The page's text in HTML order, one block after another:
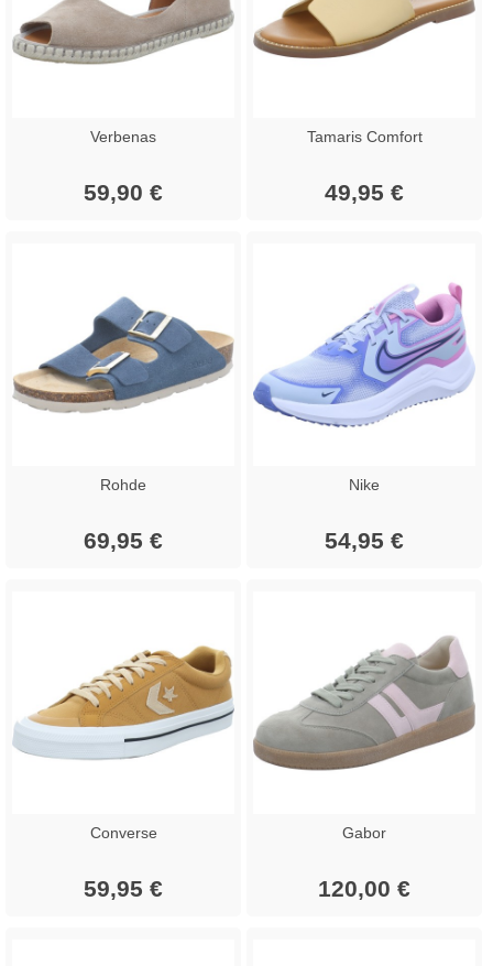
Verbenas
59,90 €
Tamaris Comfort
49,95 €
Rohde
69,95 €
Nike
54,95 €
Converse
59,95 €
Gabor
120,00 €